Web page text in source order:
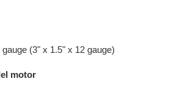
(3" x 1.5" x 12 gauge)
motor